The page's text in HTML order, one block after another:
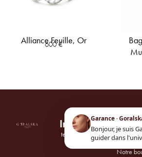
Alliance Feuille, Or
600€
Informations
tel.
01 42 61 25
Notre
Notre
Garance ·
Bonjour, je suis
guider dans